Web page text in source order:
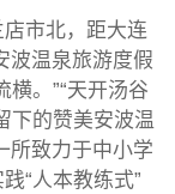
市北，距大连
波温泉旅游度假
横。”“天开汤谷
下的赞美安波温
所致力于中小学
“人本教练式”